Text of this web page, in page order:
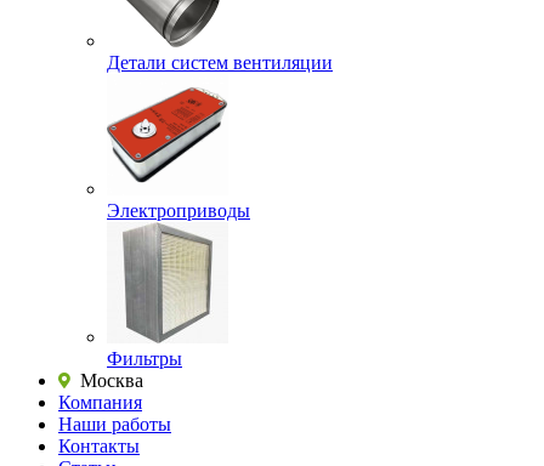
Детали систем вентиляции
Электроприводы
Фильтры
Москва
Компания
Наши работы
Контакты